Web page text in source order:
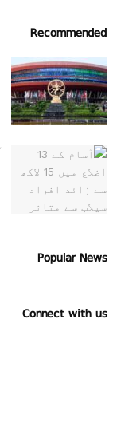
Recommended
Popular News
Connect with us